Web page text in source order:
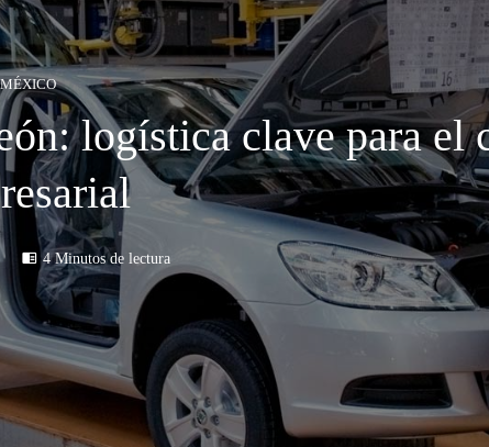
MÉXICO
logística clave para el
4 Minutos de lectura